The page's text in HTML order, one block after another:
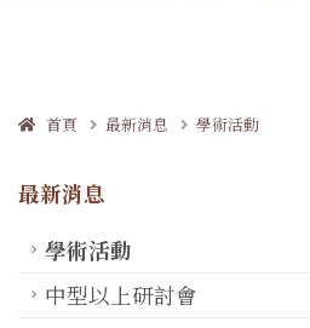
首頁 最新消息 學術活動
最新消息
學術活動
中型以上研討會